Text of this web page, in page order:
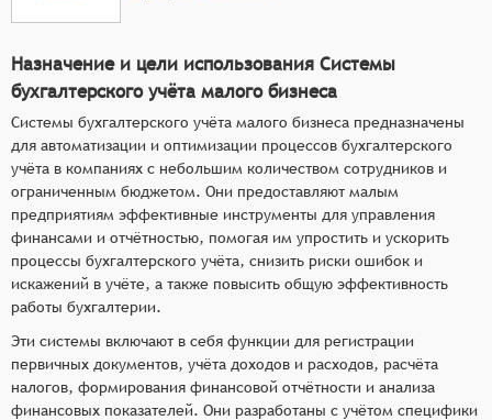
Назначение и цели использования Системы
бухгалтерского учёта малого бизнеса
Системы бухгалтерского учёта малого бизнеса предназначены
для автоматизации и оптимизации процессов бухгалтерского
учёта в компаниях с небольшим количеством сотрудников и
ограниченным бюджетом. Они предоставляют малым
предприятиям эффективные инструменты для управления
финансами и отчётностью, помогая им упростить и ускорить
процессы бухгалтерского учёта, снизить риски ошибок и
искажений в учёте, а также повысить общую эффективность
работы бухгалтерии.
Эти системы включают в себя функции для регистрации
первичных документов, учёта доходов и расходов, расчёта
налогов, формирования финансовой отчётности и анализа
финансовых показателей. Они разработаны с учётом специфики